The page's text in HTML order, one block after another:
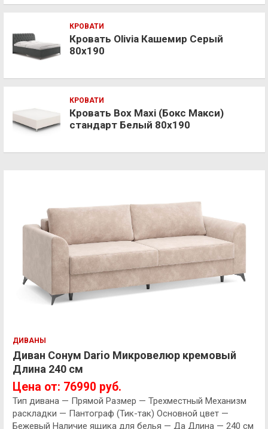
КРОВАТИ
Кровать Olivia Кашемир Серый
80х190
КРОВАТИ
Кровать Box Maxi (Бокс Макси)
стандарт Белый 80х190
ДИВАНЫ
Диван Сонум Dario Микровелюр кремовый
Длина 240 см
Цена от: 76990 руб.
Тип дивана — Прямой Размер — Трехместный Механизм
раскладки — Пантограф (Тик-так) Основной цвет —
Бежевый Наличие ящика для белья — Да Длина — 240 см